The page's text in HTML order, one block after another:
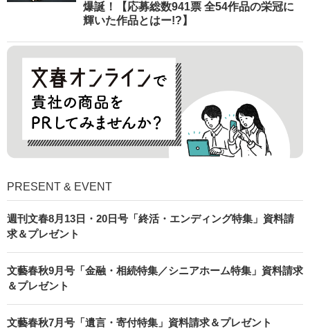
爆誕！【応募総数941票 全54作品の栄冠に
輝いた作品とはー!?】
PRESENT & EVENT
週刊文春8月13日・20日号「終活・エンディング特集」資料請
求＆プレゼント
文藝春秋9月号「金融・相続特集／シニアホーム特集」資料請求
＆プレゼント
文藝春秋7月号「遺言・寄付特集」資料請求＆プレゼント